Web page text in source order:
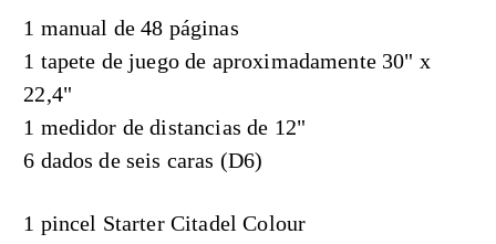
1 manual de 48 páginas
1 tapete de juego de aproximadamente 30" x
22,4"
1 medidor de distancias de 12"
6 dados de seis caras (D6)
1 pincel Starter Citadel Colour